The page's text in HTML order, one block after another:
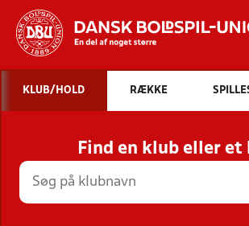
Hvad
INDHOLD
STILLINGER, RESULTATER,
HOLD
KLUB/HOLD RÆKKE
Find en klub eller et